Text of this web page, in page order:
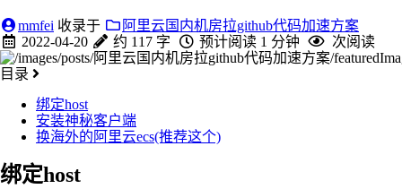
mmfei 收录于
阿里云国内机房拉github代码加速方案
2022-04-20
约 117 字 预计阅读 1 分钟 次阅读
目录
绑定host
安装神秘客户端
换海外的阿里云ecs(推荐这个)
绑定host